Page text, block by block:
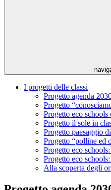
I progetti delle classi
Progetto agenda
Progetto
Progetto eco
Progetto il sole in
Progetto paesaggio
Progetto “polline ed
Progetto eco
Progetto eco
Alla scoperta degli